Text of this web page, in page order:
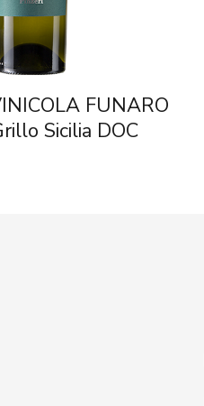
FUNARO
Sicilia DOC